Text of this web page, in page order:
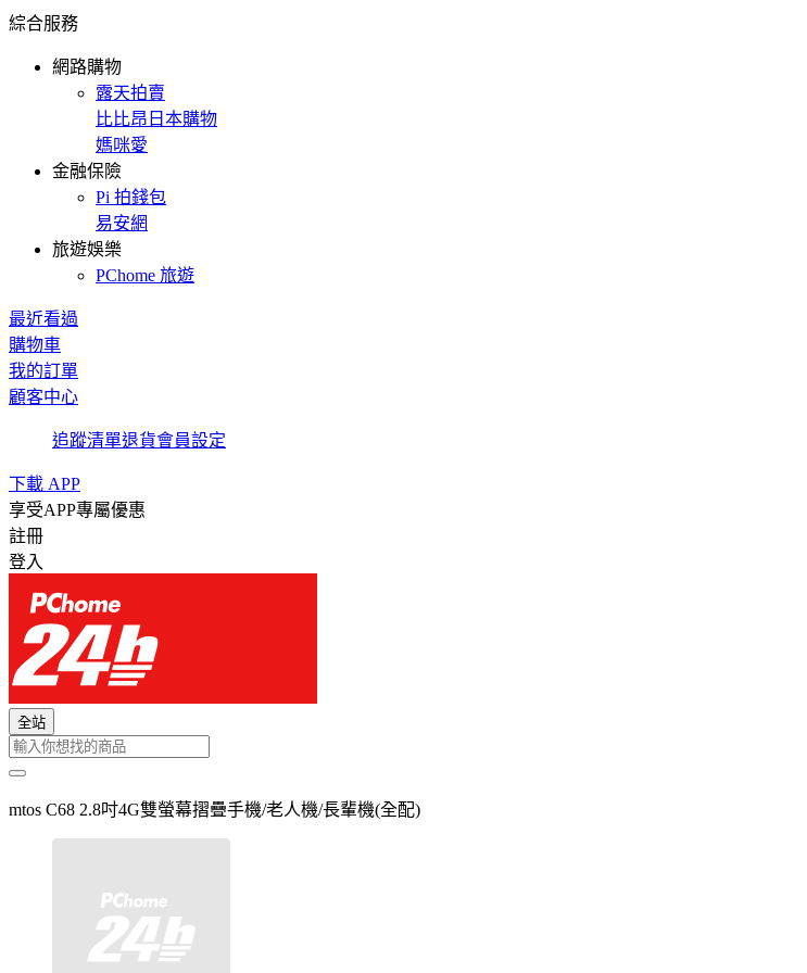
綜合服務
網路購物
露天拍賣
比比昂日本購物
媽咪愛
金融保險
Pi 拍錢包
易安網
旅遊娛樂
PChome 旅遊
最近看過
購物車
我的訂單
顧客中心
追蹤清單退貨會員設定
下載 APP
享受APP專屬優惠
註冊
登入
全站
mtos C68 2.8吋4G雙螢幕摺疊手機/老人機/長輩機(全配)